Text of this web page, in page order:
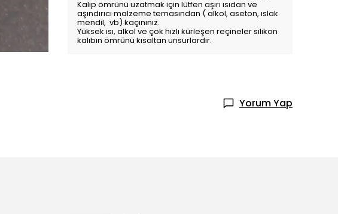
Kalıp ömrünü uzatmak için lütfen aşırı ısıdan ve
aşındırıcı malzeme temasından ( alkol, aseton, ıslak
mendil, vb) kaçınınız.
Yüksek ısı, alkol ve çok hızlı kürleşen reçineler silikon
kalıbın ömrünü kısaltan unsurlardır.
Yorum Yap